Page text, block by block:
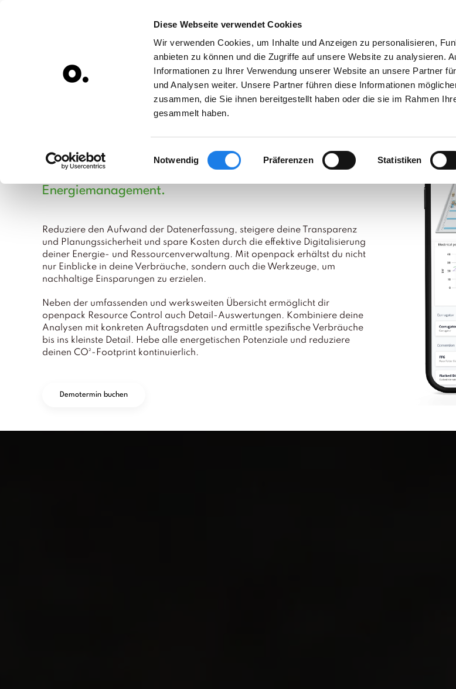
Diese Webseite verwendet Cookies
Wir verwenden Cookies, um Inhalte und Anzeigen zu personalisieren,
anbieten zu können und die Zugriffe auf unsere Website zu analysieren.
Informationen zu Ihrer Verwendung unserer Website an unsere Partner
und Analysen weiter. Unsere Partner führen diese Informationen
zusammen, die Sie ihnen bereitgestellt haben oder die sie im Rahmen
gesammelt haben.
Einwilligungsauswahl
Notwendig Präferenzen Statistiken
Erfasse & analysiere deine Ressourcen-Verbräuche. Für
sofortige Einsparung und nachhaltiges
Energiemanagement.
Reduziere den Aufwand der Datenerfassung, steigere deine Transparenz
und Planungssicherheit und spare Kosten durch die effektive Digitalisierung
deiner Energie- und Ressourcenverwaltung. Mit openpack erhältst du nicht
nur Einblicke in deine Verbräuche, sondern auch die Werkzeuge, um
nachhaltige Einsparungen zu erzielen.
Neben der umfassenden und werksweiten Übersicht ermöglicht dir
openpack Resource Control auch Detail-Auswertungen. Kombiniere deine
Analysen mit konkreten Auftragsdaten und ermittle spezifische Verbräuche
bis ins kleinste Detail. Hebe alle energetischen Potenziale und reduziere
deinen CO²-Footprint kontinuierlich.
Demotermin buchen